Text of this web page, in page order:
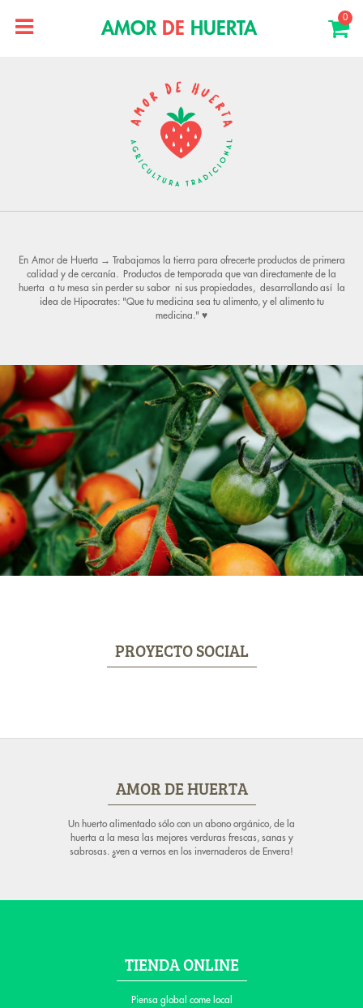
AMOR DE HUERTA
0
En Amor de Huerta→ Trabajamos la tierra para ofrecerte productos de primera
calidad y de cercanía. Productos de temporada que van directamente de la
huerta a tu mesa sin perder su sabor ni sus propiedades, desarrollando así la
idea de Hipocrates: "Que tu medicina sea tu alimento, y el alimento tu
medicina." ♥
PROYECTO SOCIAL
AMOR DE HUERTA
Un huerto alimentado sólo con un abono orgánico, de la
huerta a la mesa las mejores verduras frescas, sanas y
sabrosas. ¿ven a vernos en los invernaderos de Envera!
TIENDA ONLINE
Piensa global come local